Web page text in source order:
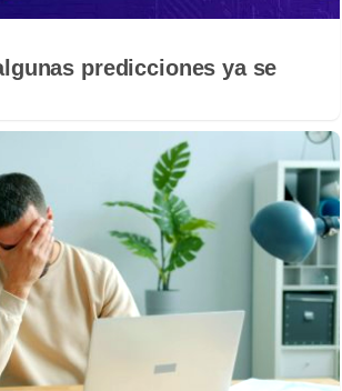
predicciones ya se